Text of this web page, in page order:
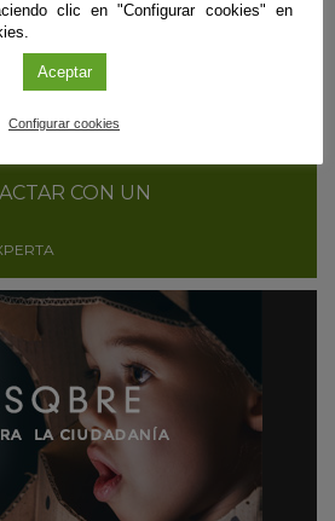
A Y QUIERES DIFUNDIR
CON UN
clic en "Configurar cookies" en
Aceptar
Configurar cookies